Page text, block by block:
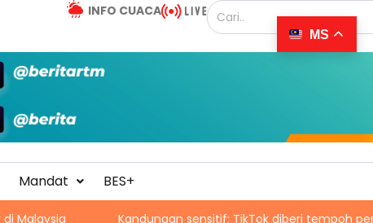
INFO CUACA
Mandat BES+
Kandungan sensitif: TikTok diberi tempoh perkukuh sistem
MS